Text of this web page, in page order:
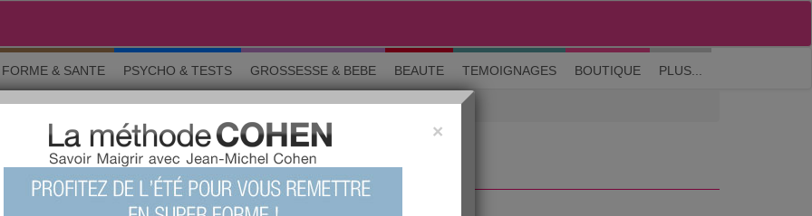
M'inscrire| Me connecter| ? Visite guidée
FORME & SANTE PSYCHO & TESTS GROSSESSE & BEBE BEAUTE TEMOIGNAGES BOUTIQUE PLUS...
être
› MOTIVATION ET BIEN-ÊTRE
×